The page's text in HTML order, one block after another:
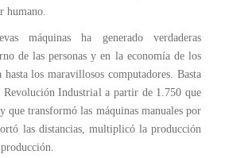
humano.
máquinas ha generado verdaderas
de las personas y en la economía de los
hasta los maravillosos computadores. Basta
Revolución Industrial a partir de 1.750 que
que transformó las máquinas manuales por
las distancias, multiplicó la producción